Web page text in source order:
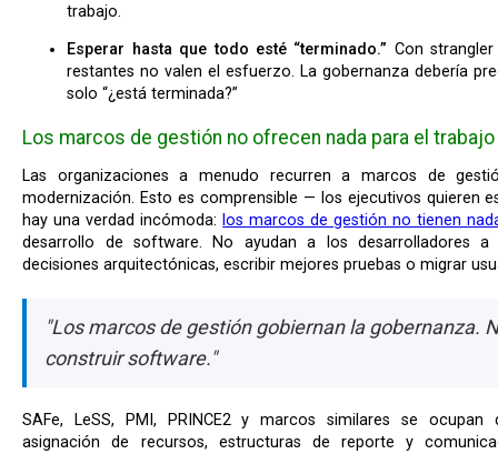
trabajo.
Esperar hasta que todo esté “terminado.” Con
restantes no valen el esfuerzo. La gobernanza debería
solo “¿está terminada?”
Los marcos de gestión no ofrecen nada para el
Las organizaciones a menudo recurren a marcos de gestión familiares cuando gobiernan la
modernización. Esto es comprensible — los ejecutivos quieren
hay una verdad incómoda: los marcos de gestión no tienen
desarrollo de software. No ayudan a los desarrolladores
decisiones arquitectónicas, escribir mejores pruebas o migrar
"Los marcos de gestión gobiernan la gobernanza.
construir software."
SAFe, LeSS, PMI, PRINCE2 y marcos similares se ocupan de la coordinación organizacional,
asignación de recursos, estructuras de reporte y